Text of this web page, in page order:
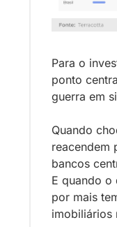
Para o
ponto
guerra em
Quando
reacendem
bancos
E quando o
por mais
imobiliários